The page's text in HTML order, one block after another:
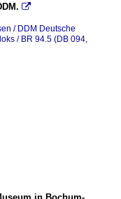

/ DDM Deutsche
/ BR 94.5 (DB 094,